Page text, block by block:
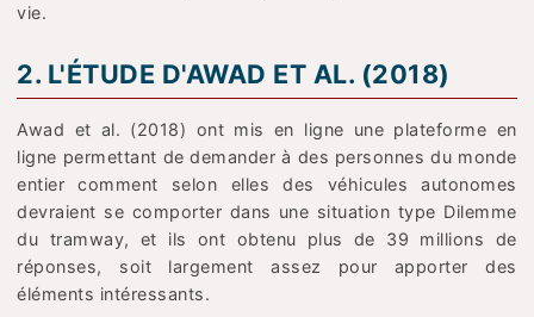
vie.
2. L'ÉTUDE D'AWAD ET AL. (2018)
Awad et al. (2018) ont mis en ligne une plateforme en
ligne permettant de demander à des personnes du monde
entier comment selon elles des véhicules autonomes
devraient se comporter dans une situation type Dilemme
du tramway, et ils ont obtenu plus de 39 millions de
réponses, soit largement assez pour apporter des
éléments intéressants.